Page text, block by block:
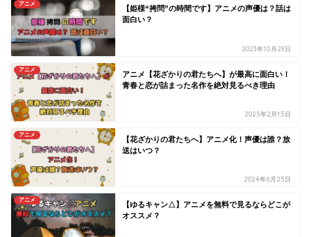
アニメ
【姫様“拷問”の時間です】アニメの声優は？話は
面白い？
2023年10月29日
アニメ
アニメ【花ざかりの君たちへ】が最高に面白い！
青春と恋が詰まった名作を絶対見るべき理由
2025年2月15日
アニメ
【花ざかりの君たちへ】アニメ化！声優は誰？放
送はいつ？
2024年6月25日
アニメ
【ゆるキャン△】アニメを無料で見るならどこが
オススメ？